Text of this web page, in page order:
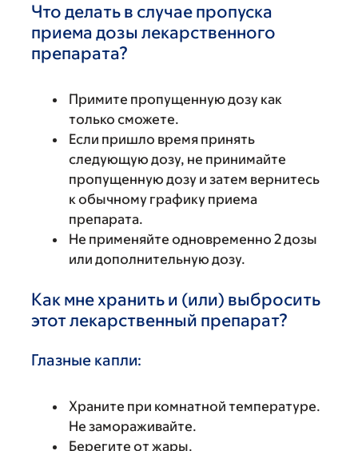
Что делать в случае пропуска
приема дозы лекарственного
препарата?
Примите пропущенную дозу как
только сможете.
Если пришло время принять
следующую дозу, не принимайте
пропущенную дозу и затем вернитесь
к обычному графику приема
препарата.
Не применяйте одновременно 2 дозы
или дополнительную дозу.
Как мне хранить и (или) выбросить
этот лекарственный препарат?
Глазные капли:
Храните при комнатной температуре.
Не замораживайте.
Берегите от жары.